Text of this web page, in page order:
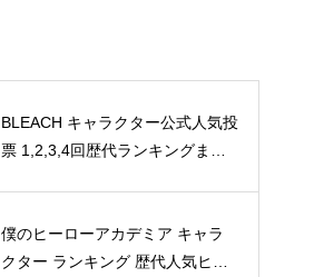
BLEACH キャラクター公式人気投
票 1,2,3,4回歴代ランキングまと
僕のヒーローアカデミア キャラ
クター ランキング 歴代人気ヒー